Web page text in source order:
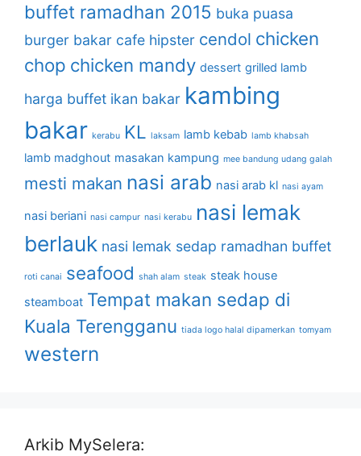
buffet ramadhan 2015 buka puasa
burger bakar cafe hipster cendol chicken
chop chicken mandy dessert grilled lamb
harga buffet ikan bakar kambing
bakar kerabu KL laksam lamb kebab lamb khabsah
lamb madghout masakan kampung mee bandung udang galah
mesti makan nasi arab nasi arab kl nasi ayam
nasi beriani nasi campur nasi kerabu nasi lemak
berlauk nasi lemak sedap ramadhan buffet
roti canai seafood shah alam steak steak house
steamboat Tempat makan sedap di
Kuala Terengganu tiada logo halal dipamerkan tomyam
western
Arkib MySelera: